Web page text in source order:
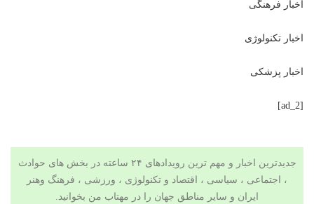
اخبار فرهنگی
اخبار تکنولوژی
اخبار پزشکی
[ad_2]
جدیدترین اخبار و مهم ترین رویدادهای ۲۴ ساعته در بخش های حوادث
، اجتماعی ، سیاسی ، اقتصاد و تکنولوژی ، ورزشی ، فرهنگ وهنر
ایران و سایر مناطق جهان را در مهتاب من بخوانید.